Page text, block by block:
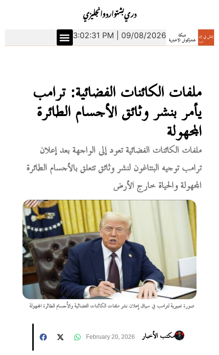
انجليزياردوبشتودري
3:02:32 PM | 09/08/2026
ملفات الكائنات الفضائية: ترامب
يأمر بنشر وثائق الأجسام الطائرة
المجهولة
ملفات الكائنات الفضائية تعود إلى الواجهة بعد إعلان
ترامب توجيه البنتاغون لنشر وثائق تتعلق بالأجسام الطائرة
المجهولة والحياة خارج الأرض
صورة تعبيرية لترامب في سياق إعلان نشر ملفات الكائنات الفضائية والأجسام الطائرة المجهولة
مكتب الأخبار February 20, 2026